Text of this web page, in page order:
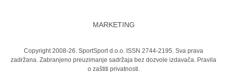
MARKETING
Copyright 2008-26. SportSport d.o.o. ISSN 2744-2195. Sva prava
zadržana. Zabranjeno preuzimanje sadržaja bez dozvole izdavača. Pravila
o zaštiti privatnosti.